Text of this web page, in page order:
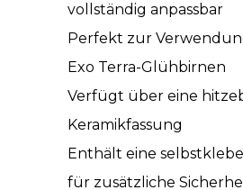
vollständig anpassbar
Perfekt zur
Exo Terra-Glühbirnen
Verfügt über eine
Keramikfassung
Enthält eine
für zusätzliche